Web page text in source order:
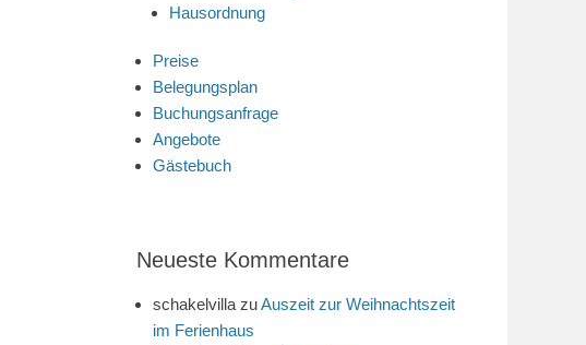
Hausordnung
Preise
Belegungsplan
Buchungsanfrage
Angebote
Gästebuch
Neueste Kommentare
schakelvilla zuAuszeit zur Weihnachtszeit
im Ferienhaus